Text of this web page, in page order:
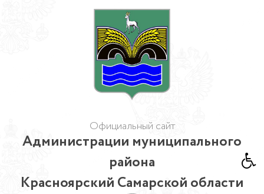
Официальный сайт
Администрации муниципального
района
Красноярский Самарской области